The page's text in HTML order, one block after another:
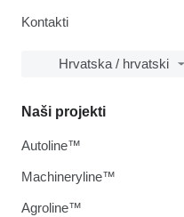
Kontakti
Hrvatska / hrvatski
Naši projekti
Autoline™
Machineryline™
Agroline™